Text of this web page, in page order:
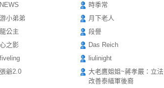
NEWS
時季常
游小弟弟
月下老人
龍公主
段譽
心之影
Das Reich
fiveling
liulinight
張爺2.0
大老鷹姐姐~蔣孝嚴：立法
改善泰緬軍後裔